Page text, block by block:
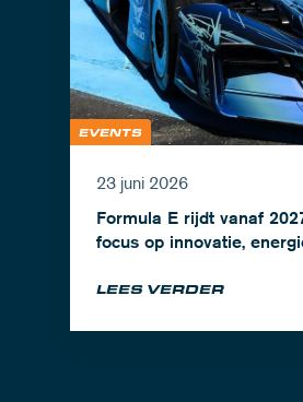
EVENTS
23 juni 2026
Formula E rijdt vanaf
focus op innovatie,
LEES VERDER